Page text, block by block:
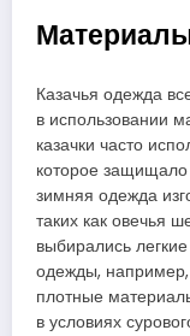
Казачья одежда
в использовании
казачки часто
которое защищало
зимняя одежда
таких как овечья
выбирались
одежды,
плотные
в условиях